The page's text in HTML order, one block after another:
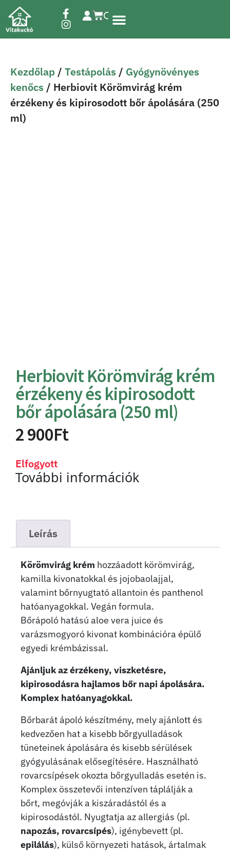
Kezdőlap / Testápolás / Gyógynövényes
kenőcs / Herbiovit Körömvirág krém
érzékeny és kipirosodott bőr ápolására (250
ml)
Herbiovit Körömvirág krém
érzékeny és kipirosodott
bőr ápolására (250 ml)
2 900Ft
Elfogyott
További információk
Leírás
Körömvirág krém hozzáadott körömvirág,
kamilla kivonatokkal és jojobaolajjal,
valamint bőrnyugtató allantoin és panthenol
hatóanyagokkal. Vegán formula.
Bőrápoló hatású aloe vera juice és
varázsmogyoró kivonat kombinációra épülő
egyedi krémbázissal.
Ajánljuk az érzékeny, viszketésre,
kipirosodásra hajlamos bőr napi ápolására.
Komplex hatóanyagokkal.
Bőrbarát ápoló készítmény, mely ajánlott és
kedvezően hat a kisebb bőrgyulladások
tüneteinek ápolására és kisebb sérülések
gyógyulásának elősegítésére. Használható
rovarcsípések okozta bőrgyulladás esetén is.
Komplex összetevői intenzíven táplálják a
bőrt, megóvják a kiszáradástól és a
kipirosodástól. Nyugtatja az allergiás (pl.
napozás, rovarcsípés), igénybevett (pl.
epilálás), külső környezeti hatások, ártalmak